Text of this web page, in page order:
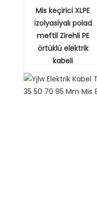
Mis keçirici XLPE
izolyasiyalı polad
məftil Zirehli PE
örtüklü elektrik
kabeli